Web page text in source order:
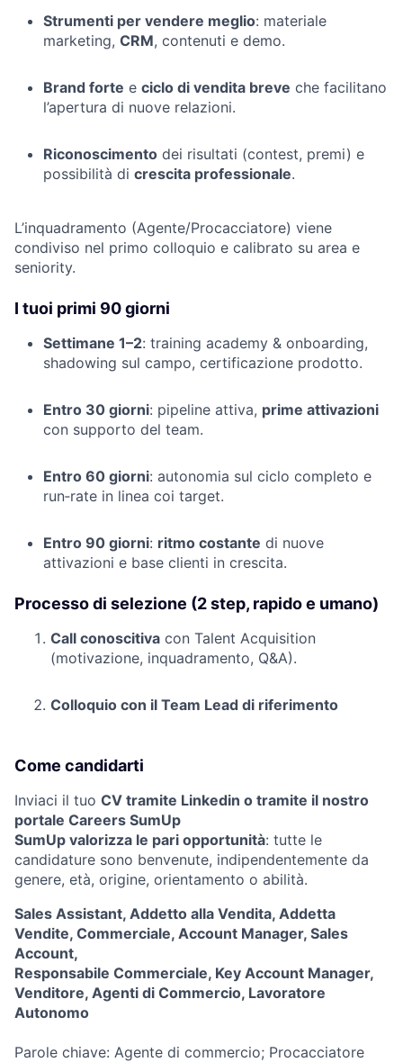
Strumenti per vendere meglio: materiale
marketing, CRM, contenuti e demo.
Brand forte e ciclo di vendita breve che facilitano
l’apertura di nuove relazioni.
Riconoscimento dei risultati (contest, premi) e
possibilità di crescita professionale.
L’inquadramento (Agente/Procacciatore) viene
condiviso nel primo colloquio e calibrato su area e
seniority.
I tuoi primi 90 giorni
Settimane 1–2: training academy & onboarding,
shadowing sul campo, certificazione prodotto.
Entro 30 giorni: pipeline attiva, prime attivazioni
con supporto del team.
Entro 60 giorni: autonomia sul ciclo completo e
run‑rate in linea coi target.
Entro 90 giorni: ritmo costante di nuove
attivazioni e base clienti in crescita.
Processo di selezione (2 step, rapido e umano)
Call conoscitiva con Talent Acquisition
(motivazione, inquadramento, Q&A).
Colloquio con il Team Lead di riferimento
Come candidarti
Inviaci il tuo CV tramite Linkedin o tramite il nostro
portale Careers SumUp
SumUp valorizza le pari opportunità: tutte le
candidature sono benvenute, indipendentemente da
genere, età, origine, orientamento o abilità.
Sales Assistant, Addetto alla Vendita, Addetta
Vendite, Commerciale, Account Manager, Sales
Account,
Responsabile Commerciale, Key Account Manager,
Venditore, Agenti di Commercio, Lavoratore
Autonomo
Parole chiave: Agente di commercio; Procacciatore